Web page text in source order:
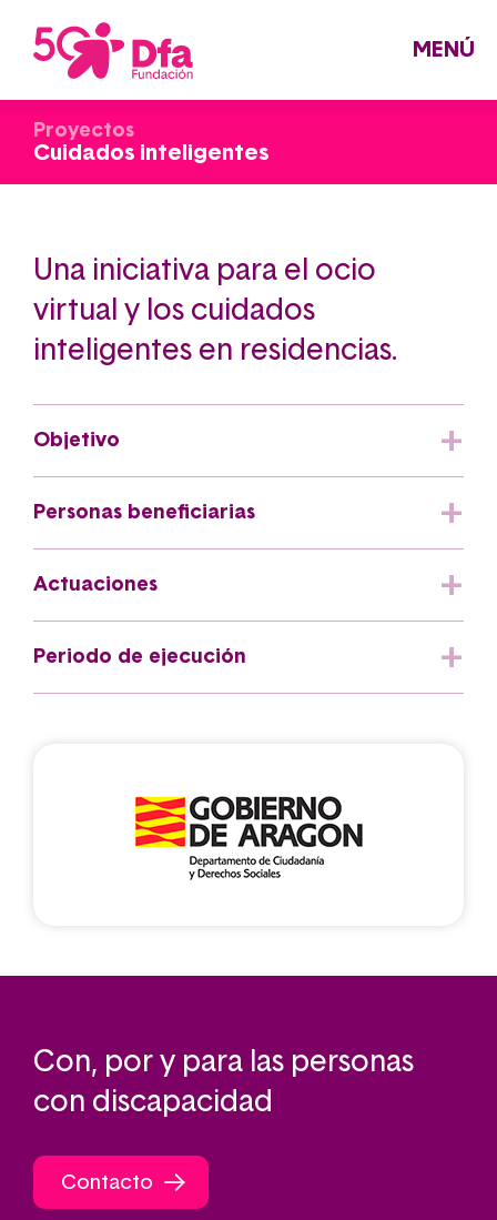
contenido
principal
MENÚ
Proyectos
Cuidados inteligentes
Una iniciativa para el ocio
virtual y los cuidados
inteligentes en residencias.
Objetivo
Personas beneficiarias
Actuaciones
Periodo de ejecución
Con, por y para las personas
con discapacidad
Contacto